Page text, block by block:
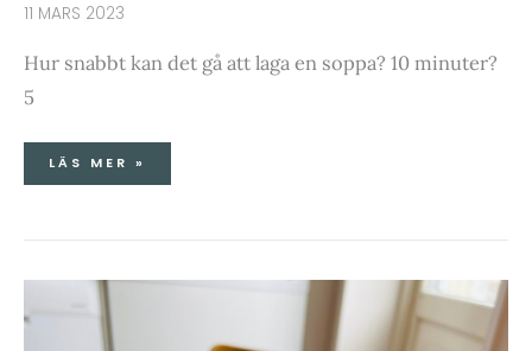
11 MARS 2023
Hur snabbt kan det gå att laga en soppa? 10 minuter?
5
LÄS MER »
HAVREKAKOR